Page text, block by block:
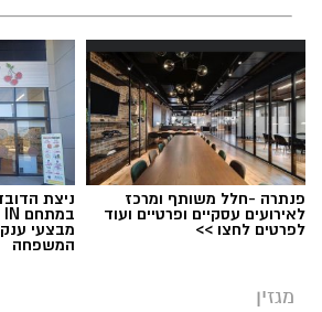
פנתרה -חלל משותף ומרכז
לאירועים עסקיים ופרטיים ועוד
לפרטים לחצו >>
ניצת
מבצעי
המשפחה
מגזין